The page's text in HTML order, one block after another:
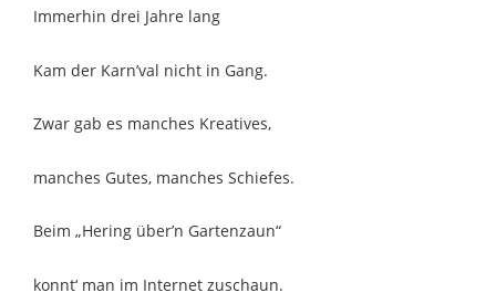
Immerhin drei Jahre lang
Kam der Karn’val nicht in Gang.
Zwar gab es manches Kreatives,
manches Gutes, manches Schiefes.
Beim „Hering über’n Gartenzaun“
konnt‘ man im Internet zuschaun.